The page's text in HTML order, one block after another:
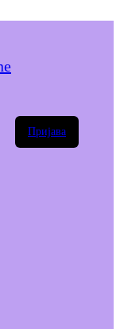
Пријава